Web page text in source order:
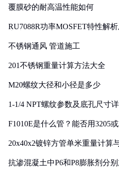
覆膜砂的耐高温性能如何
RU7088R功率MOSFET特性解
不锈钢通风 管道施工
201不锈钢重量计算方法大全
M20螺纹大径和小径是多少
1-1/4 NPT螺纹参数及底孔尺寸
F1010E是什么管？能否用3205
20x40x2镀锌方管单米重量计算
抗渗混凝土中P6和P8膨胀剂分